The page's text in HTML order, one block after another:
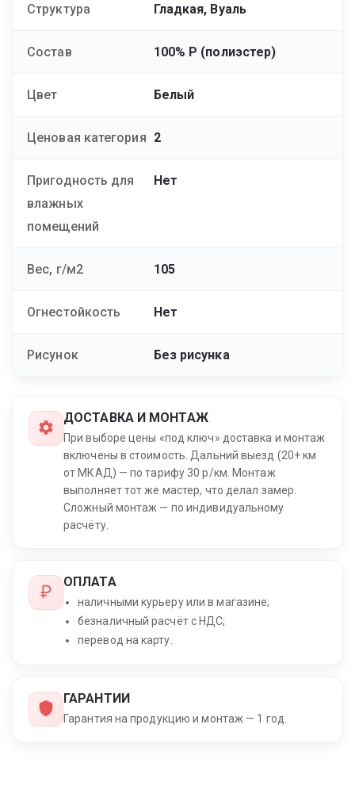
Структура Гладкая, Вуаль
Состав 100% Р (полиэстер)
Цвет Белый
Ценовая категория 2
Пригодность для
влажных
помещений
Нет
Вес, г/м2 105
Огнестойкость Нет
Рисунок Без рисунка
ДОСТАВКА И МОНТАЖ
При выборе цены «под ключ» доставка и монтаж
включены в стоимость. Дальний выезд (20+ км
от МКАД) — по тарифу 30 р/км. Монтаж
выполняет тот же мастер, что делал замер.
Сложный монтаж — по индивидуальному
расчёту.
ОПЛАТА
наличными курьеру или в магазине;
безналичный расчёт с НДС;
перевод на карту.
ГАРАНТИИ
Гарантия на продукцию и монтаж — 1 год.